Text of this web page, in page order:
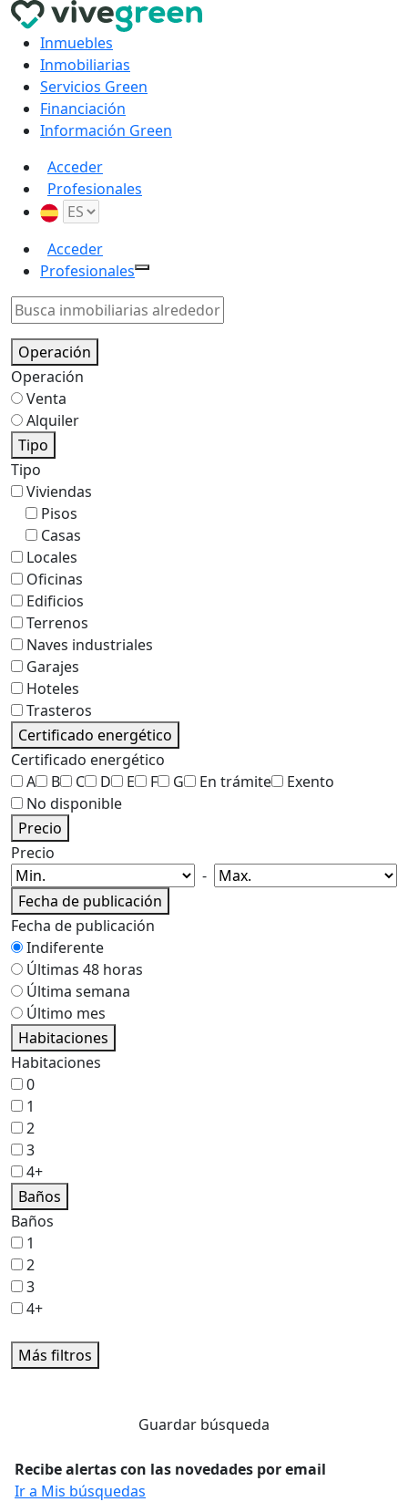
Inmuebles
Inmobiliarias
Servicios Green
Financiación
Información Green
Acceder
Profesionales
Acceder
Profesionales
Operación
Operación
Venta
Alquiler
Tipo
Tipo
Viviendas
Pisos
Casas
Locales
Oficinas
Edificios
Terrenos
Naves industriales
Garajes
Hoteles
Trasteros
Certificado energético
Certificado energético
A
B C D E F G En trámite
Exento
No disponible
Precio
Precio
-
Fecha de publicación
Fecha de publicación
Indiferente
Últimas 48 horas
Última semana
Último mes
Habitaciones
Habitaciones
0
1
2
3
4+
Baños
Baños
1
2
3
4+
Más filtros
Guardar búsqueda
Recibe alertas con las novedades por email
Ir a Mis búsquedas